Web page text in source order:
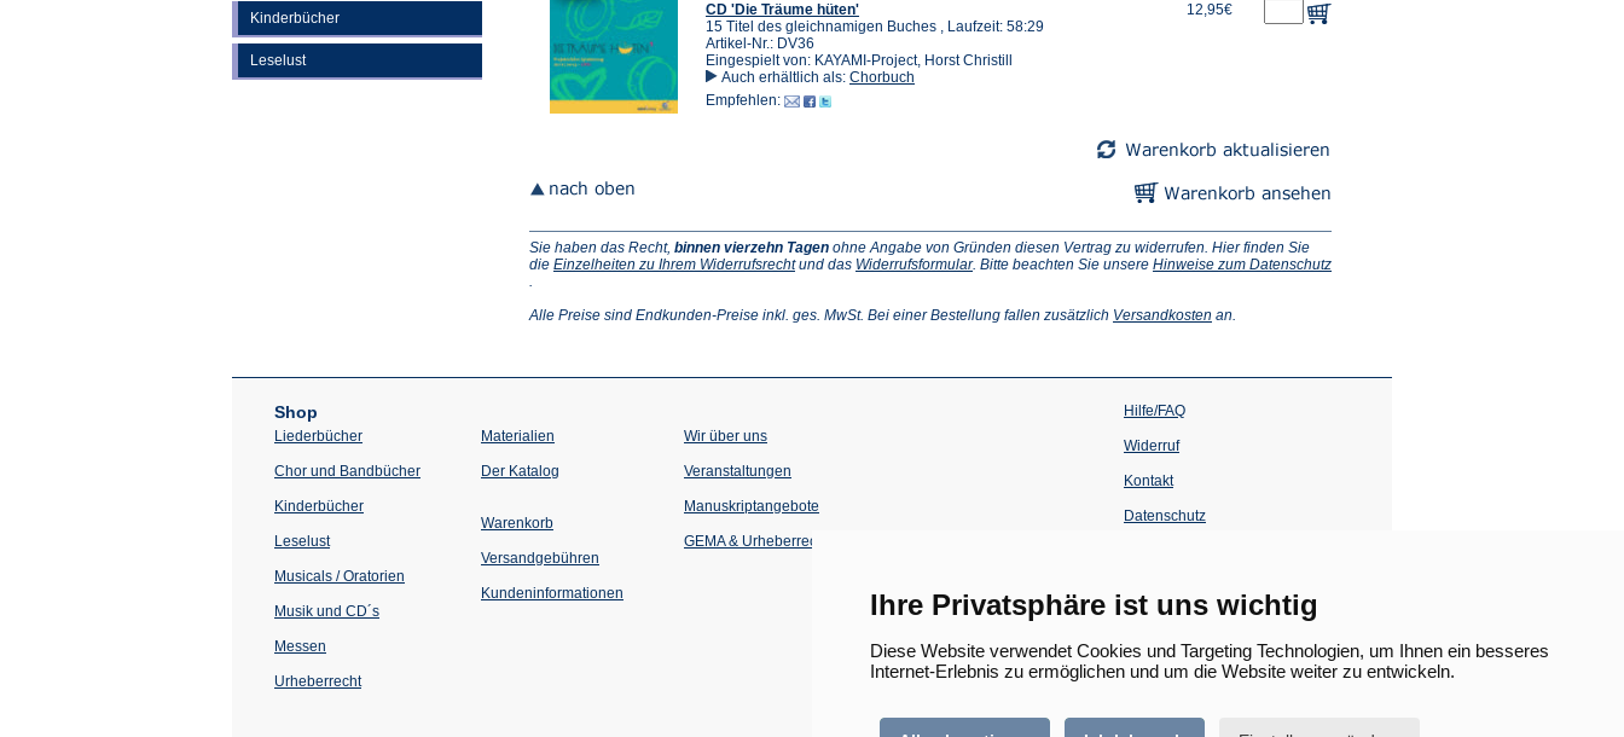
Ihre Privatsphäre ist uns wichtig
Diese Website verwendet Cookies und Targeting Technologien, um Ihnen ein besseres
Internet-Erlebnis zu ermöglichen und um die Website weiter zu entwickeln.
Kinderbücher
Leselust
CD 'Die Träume hüten'
15 Titel des gleichnamigen Buches , Laufzeit: 58:29
Artikel-Nr.: DV36
Eingespielt von: KAYAMI-Project, Horst Christill
Auch erhältlich als: Chorbuch
Empfehlen:
12,95€
Sie haben das Recht, binnen vierzehn Tagen ohne Angabe von Gründen diesen Vertrag zu widerrufen. Hier finden Sie
die Einzelheiten zu Ihrem Widerrufsrecht(Öffnet
neuen
und das Widerrufsformular(Öffnet
neuen
. Bitte beachten Sie unsere Hinweise zum Datenschutz
einem
.
Alle Preise sind Endkunden-Preise inkl. ges. MwSt. Bei einer Bestellung fallen zusätzlich Versandkosten (Öffnet
Tab)
an.
Shop
Liederbücher
Chor und Bandbücher
Kinderbücher
Leselust
Musicals / Oratorien
Musik und CD´s
Messen
Urheberrecht
Materialien
Der Katalog
Warenkorb
Versandgebühren
Kundeninformationen
Wir über uns
Veranstaltungen
einem
Tab)
Manuskriptangebote
GEMA & Urheberrecht
Hilfe/FAQ
Widerruf
Kontakt
Datenschutz
einem
neuen